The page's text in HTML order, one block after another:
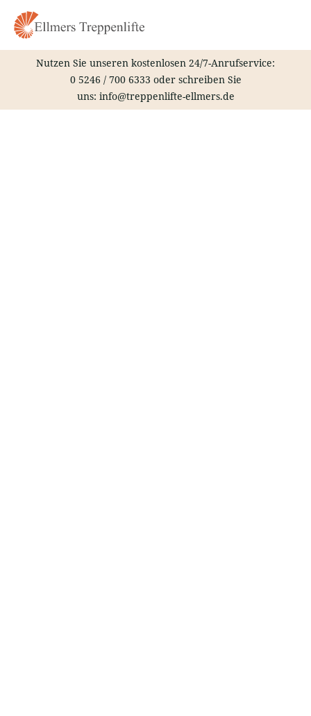
Inhalt
springen
Nutzen Sie unseren kostenlosen 24/7-Anrufservice:
0 5246 / 700 6333 oder schreiben Sie
uns: info@treppenlifte-ellmers.de